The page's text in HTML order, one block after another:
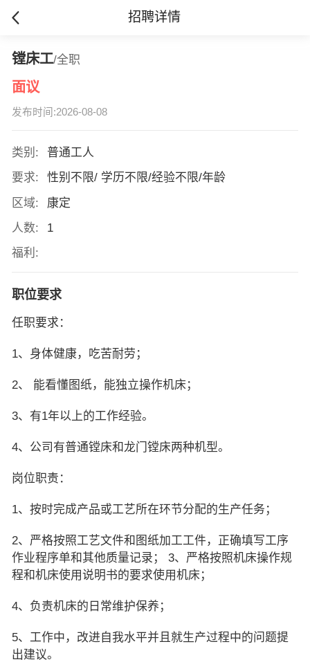
招聘详情
镗床工/全职
面议
发布时间:2026-08-08
类别:
普通工人
要求:
性别不限/ 学历不限/经验不限/年龄
区域:
康定
人数:
1
福利:
职位要求
任职要求：
1、身体健康，吃苦耐劳；
2、 能看懂图纸，能独立操作机床；
3、有1年以上的工作经验。
4、公司有普通镗床和龙门镗床两种机型。
岗位职责：
1、按时完成产品或工艺所在环节分配的生产任务；
2、严格按照工艺文件和图纸加工工件，正确填写工序
作业程序单和其他质量记录； 3、严格按照机床操作规
程和机床使用说明书的要求使用机床；
4、负责机床的日常维护保养；
5、工作中，改进自我水平并且就生产过程中的问题提
出建议。